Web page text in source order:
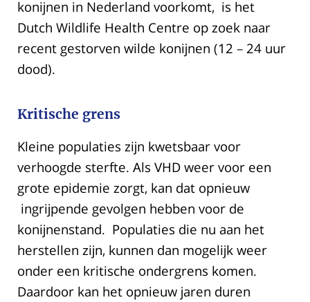
konijnen in Nederland voorkomt, is het
Dutch Wildlife Health Centre op zoek naar
recent gestorven wilde konijnen (12 – 24 uur
dood).
Kritische grens
Kleine populaties zijn kwetsbaar voor
verhoogde sterfte. Als VHD weer voor een
grote epidemie zorgt, kan dat opnieuw
ingrijpende gevolgen hebben voor de
konijnenstand. Populaties die nu aan het
herstellen zijn, kunnen dan mogelijk weer
onder een kritische ondergrens komen.
Daardoor kan het opnieuw jaren duren